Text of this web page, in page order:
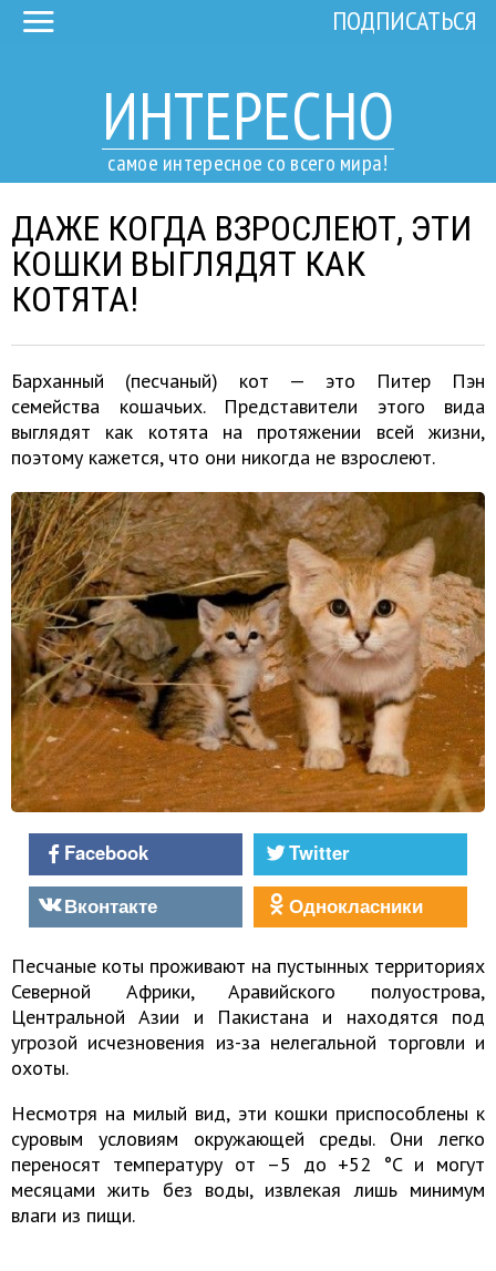
ИНТЕРЕСНО
самое интересное со всего мира!
ПОДПИСАТЬСЯ
ДАЖЕ КОГДА ВЗРОСЛЕЮТ, ЭТИ
КОШКИ ВЫГЛЯДЯТ КАК
КОТЯТА!
Барханный (песчаный) кот — это Питер Пэн
семейства кошачьих. Представители этого вида
выглядят как котята на протяжении всей жизни,
поэтому кажется, что они никогда не взрослеют.
Facebook
Twitter
Вконтакте
Однокласники
Песчаные коты проживают на пустынных территориях
Северной Африки, Аравийского полуострова,
Центральной Азии и Пакистана и находятся под
угрозой исчезновения из-за нелегальной торговли и
охоты.
Несмотря на милый вид, эти кошки приспособлены к
суровым условиям окружающей среды. Они легко
переносят температуру от –5 до +52 °C и могут
месяцами жить без воды, извлекая лишь минимум
влаги из пищи.